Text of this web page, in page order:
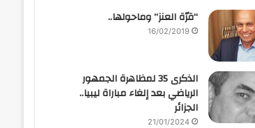
“قرّة العنز” وماحولها..
16/02/2019
الذكرى 35 لمظاهرة الجمهور
الرياضي بعد إلغاء مباراة ليبيا..
الجزائر
21/01/2024